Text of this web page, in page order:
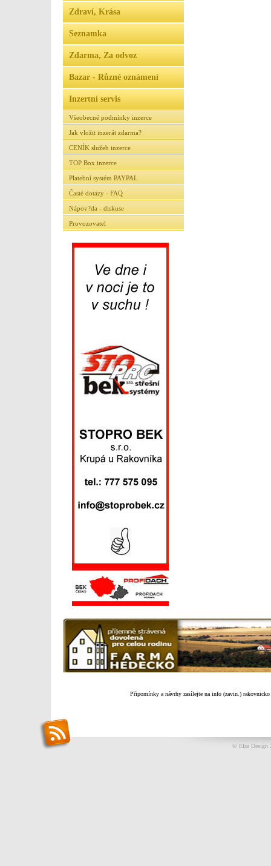
Zdraví, Krása
Seznamka
Zdarma, Za odvoz
Bazar - Různé oznámení
Inzertní servis
Všeobecné podmínky inzerce
Jak vložit inzerát zdarma?
CENÍK služeb inzerce
TOP Box inzerce
Platební systém PAYPAL
Časté dotazy - FAQ
Nápov?da - diskuse
Provozovatel
Připomínky a návrhy zasílejte na info (zavin.) rakovnicko
© Elza Design